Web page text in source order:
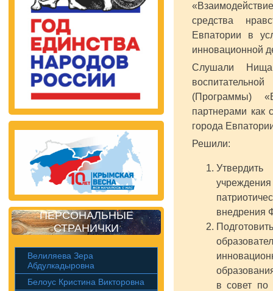
ПЕРСОНАЛЬНЫЕ
СТРАНИЧКИ
Велиляева Зера
Абдулкадыровна
Белоус Кристина Викторовна
средства
Евпатории в
инновационной
Слушали
(Программы)
партнерами как
города
Решили:
внедрения
в совет по